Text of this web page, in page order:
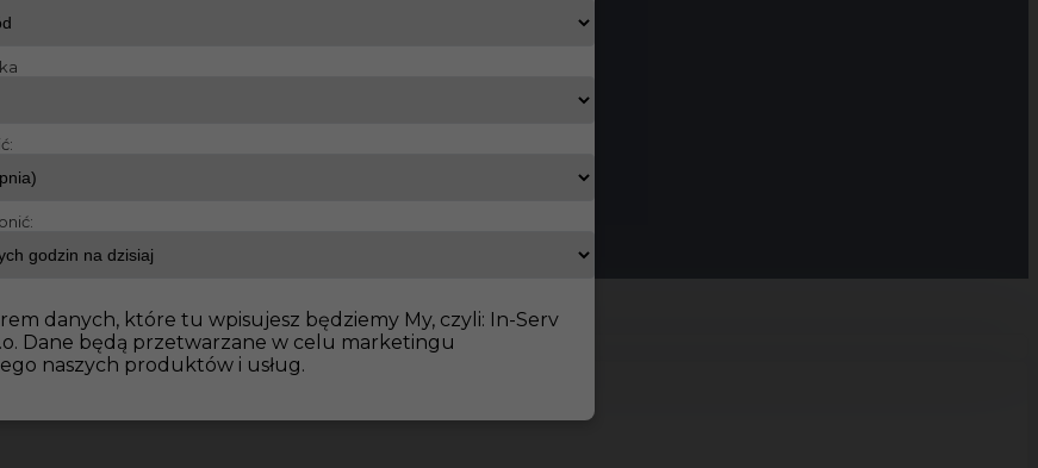
danych, które tu wpisujesz będziemy My, czyli: In-Serv
Dane będą przetwarzane w celu marketingu
naszych produktów i usług.